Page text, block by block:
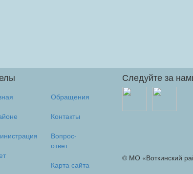
Обращения
Контакты
Вопрос-
ответ
Карта сайта
Следуйте за
© МО «Воткинский